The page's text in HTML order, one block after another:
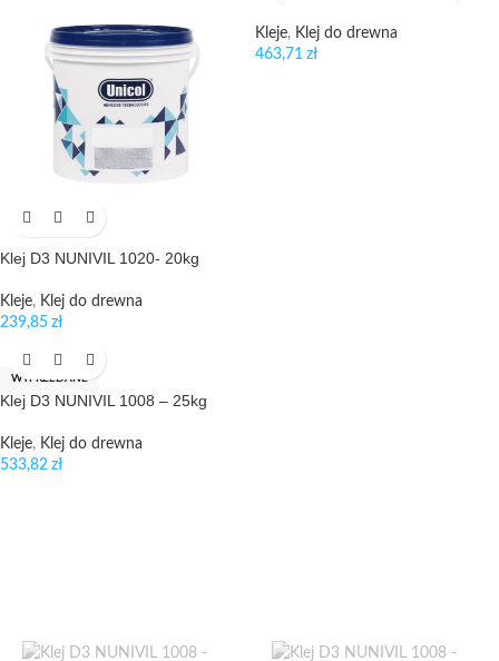
Klej D3 NUNIVIL 1020- 20kg
Kleje, Klej do drewna
239,85 zł
Kleje, Klej do drewna
463,71 zł
WYPRZEDANE
Klej D3 NUNIVIL 1008 – 25kg
Kleje, Klej do drewna
533,82 zł